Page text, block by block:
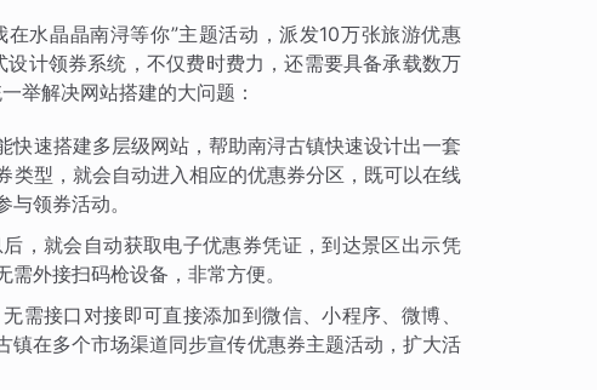
水晶晶南浔等你”主题活动，派发10万张旅游优惠
计领券系统，不仅费时费力，还需要具备承载数万
举解决网站搭建的大问题：
速搭建多层级网站，帮助南浔古镇快速设计出一套
型，就会自动进入相应的优惠券分区，既可以在线
领券活动。
，就会自动获取电子优惠券凭证，到达景区出示凭
外接扫码枪设备，非常方便。
需接口对接即可直接添加到微信、小程序、微博、
在多个市场渠道同步宣传优惠券主题活动，扩大活